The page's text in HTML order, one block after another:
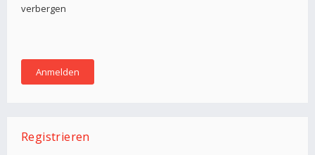
verbergen
Registrieren